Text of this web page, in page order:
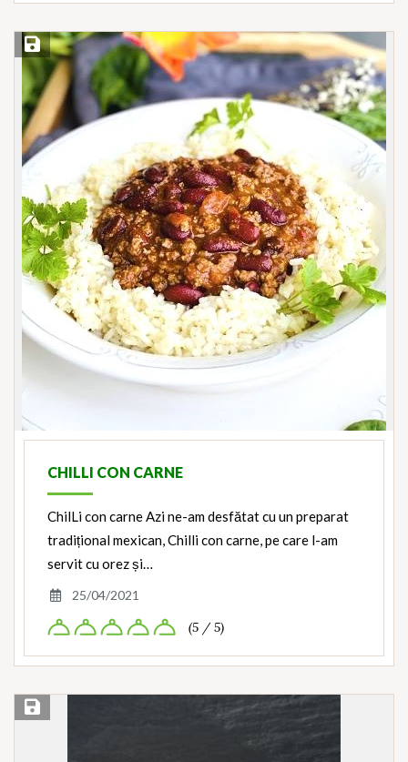
Save Recipe
CHILLI CON CARNE
ChilLi con carne Azi ne-am desfătat cu un preparat
tradițional mexican, Chilli con carne, pe care l-am
servit cu orez și…
25/04/2021
(5 / 5)
Save Recipe